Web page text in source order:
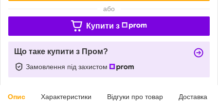
або
Купити з
Що таке купити з Пром?
Замовлення під захистом
Опис Характеристики Відгуки про товар Доставка